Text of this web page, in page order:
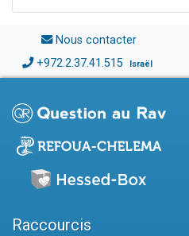
Nous contacter
+972.2.37.41.515 Israël
Raccourcis